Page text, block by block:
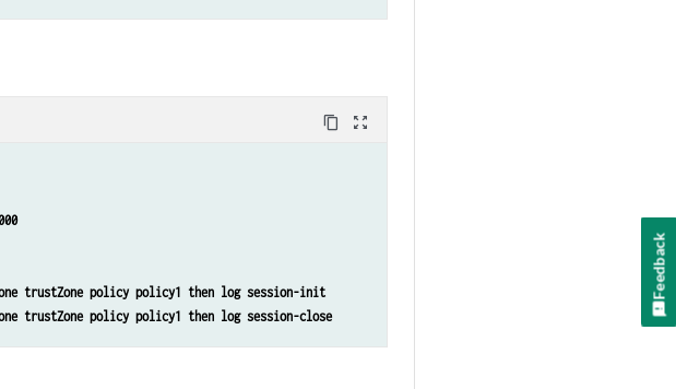
content_copy zoom_out_map
trustZone policy policy1 then log session-init
trustZone policy policy1 then log session-close
Feedback